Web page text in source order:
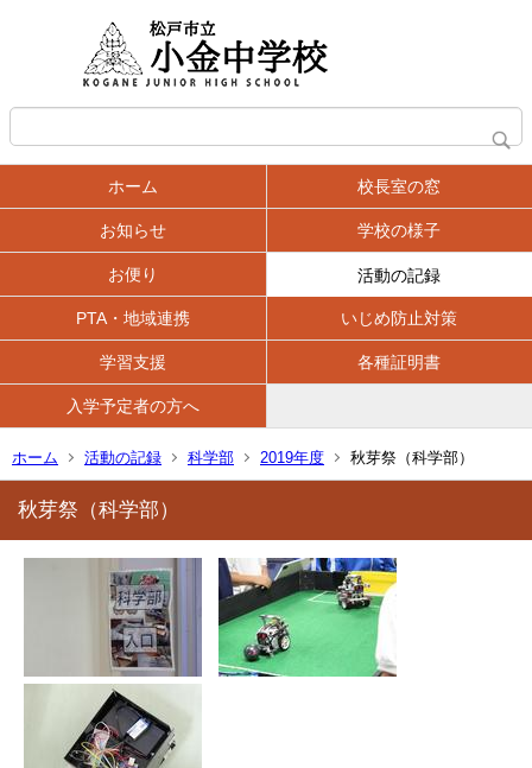
ホーム 校長室の窓
お知らせ 学校の様子
お便り 活動の記録
PTA・地域連携 いじめ防止対策
学習支援 各種証明書
入学予定者の方へ
ホーム 活動の記録 科学部 2019年度 秋芽祭（科学部）
秋芽祭（科学部）